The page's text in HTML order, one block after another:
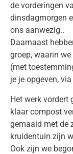
de vorderingen
dinsdagmorgen
ons aanwezig..
Daarnaast
groep, waarin
(met
je je opgeven,
Het werk vordert
klaar compost
gemaaid met de
kruidentuin zijn
Ook zijn we